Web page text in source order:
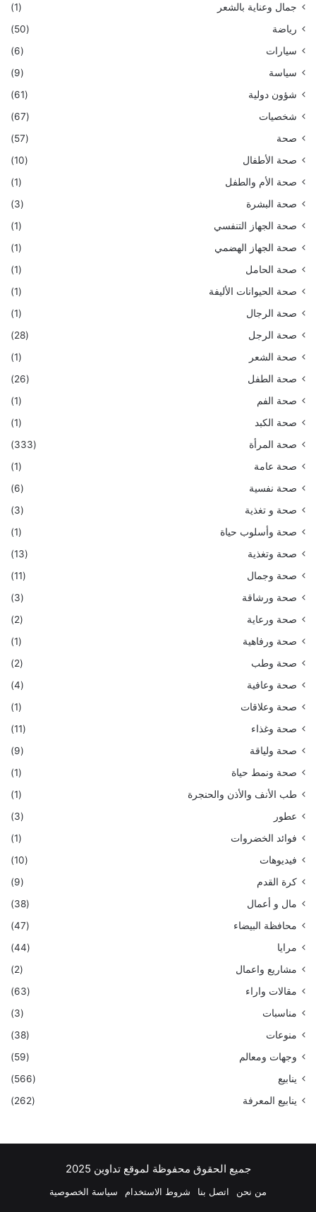
جمال وعناية بالشعر
(1)
رياضة
(50)
سيارات
(6)
سياسة
(9)
شؤون دولية
(61)
شخصيات
(67)
صحة
(57)
صحة الأطفال
(10)
صحة الأم والطفل
(1)
صحة البشرة
(3)
صحة الجهاز التنفسي
(1)
صحة الجهاز الهضمي
(1)
صحة الحامل
(1)
صحة الحيوانات الأليفة
(1)
صحة الرجال
(1)
صحة الرجل
(28)
صحة الشعر
(1)
صحة الطفل
(26)
صحة الفم
(1)
صحة الكبد
(1)
صحة المرأة
(333)
صحة عامة
(1)
صحة نفسية
(6)
صحة و تغذية
(3)
صحة وأسلوب حياة
(1)
صحة وتغذية
(13)
صحة وجمال
(11)
صحة ورشاقة
(3)
صحة ورعاية
(2)
صحة ورفاهية
(1)
صحة وطب
(2)
صحة وعافية
(4)
صحة وعلاقات
(1)
صحة وغذاء
(11)
صحة ولياقة
(9)
صحة ونمط حياة
(1)
طب الأنف والأذن والحنجرة
(1)
عطور
(3)
فوائد الخضروات
(1)
فيديوهات
(10)
كرة القدم
(9)
مال و أعمال
(38)
محافظة البيضاء
(47)
مرايا
(44)
مشاريع واعمال
(2)
مقالات واراء
(63)
مناسبات
(3)
منوعات
(38)
وجهات ومعالم
(59)
ينابيع
(566)
ينابيع المعرفة
(262)
جميع الحقوق محفوظة لموقع تداوين 2025
من نحن اتصل بنا شروط الاستخدام سياسة الخصوصية